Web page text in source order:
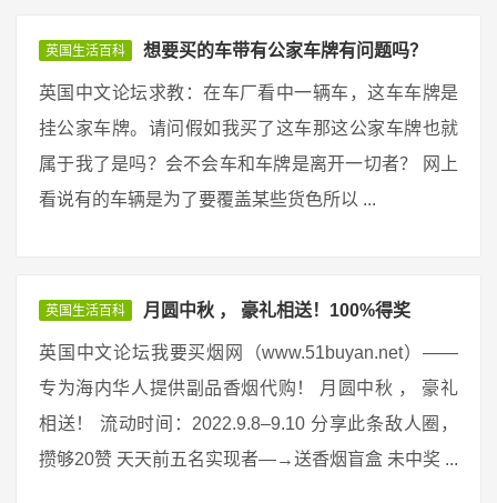
英国生活百科 想要买的车带有公家车牌有问题吗？
英国中文论坛求教：在车厂看中一辆车，这车车牌是
挂公家车牌。请问假如我买了这车那这公家车牌也就
属于我了是吗？会不会车和车牌是离开一切者？ 网上
看说有的车辆是为了要覆盖某些货色所以 ...
英国生活百科 月圆中秋 ， 豪礼相送！100%得奖
英国中文论坛我要买烟网（www.51buyan.net）——
专为海内华人提供副品香烟代购！ 月圆中秋 ， 豪礼
相送！ 流动时间：2022.9.8–9.10 分享此条敌人圈，
攒够20赞 天天前五名实现者—→送香烟盲盒 未中奖 ...